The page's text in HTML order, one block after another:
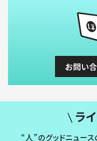
お問い
ラ
“人”のグッドニュー